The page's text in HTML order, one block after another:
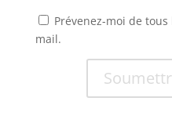
Prévenez-moi de
mail.